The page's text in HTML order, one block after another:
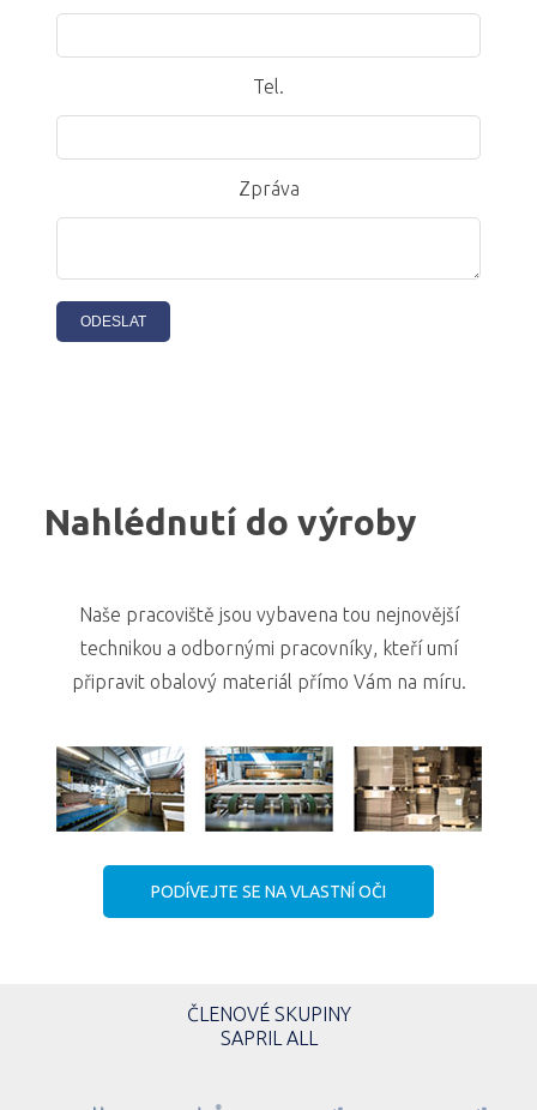
Tel.
Zpráva
Nahlédnutí do výroby
Naše pracoviště jsou vybavena tou nejnovější
technikou a odbornými pracovníky, kteří umí
připravit obalový materiál přímo Vám na míru.
PODÍVEJTE SE NA VLASTNÍ OČI
ČLENOVÉ SKUPINY
SAPRIL ALL